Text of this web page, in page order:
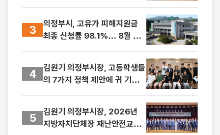
3
의정부시, 고유가 피해지원금
최종 신청률 98.1%… 8월 31
4
김원기 의정부시장, 고등학생들
의 7가지 정책 제안에 귀 기울
5
김원기 의정부시장, 2026년
지방자치단체장 재난안전교육